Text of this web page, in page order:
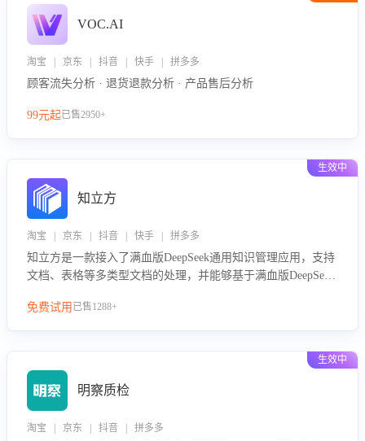
VOC.AI
淘宝 | 京东 | 抖音 | 快手 | 拼多多
顾客流失分析 · 退货退款分析 · 产品售后分析
99元起已售2950+
生效中
知立方
淘宝 | 京东 | 抖音 | 快手 | 拼多多
知立方是一款接入了满血版DeepSeek通用知识管理应用，支持
文档、表格等多类型文档的处理，并能够基于满血版DeepSeek
助用户高效管理和利用知识资源。通过该产品，用户可以轻松
免费试用 已售1288+
生效中
明察质检
淘宝 | 京东 | 抖音 | 拼多多